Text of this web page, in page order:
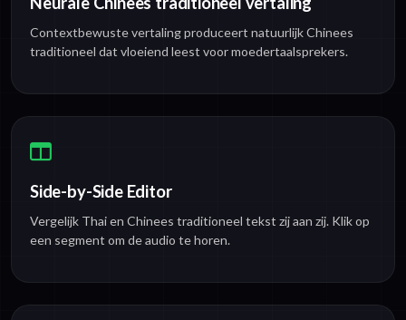
Contextbewuste vertaling produceert natuurlijk Chinees
traditioneel dat vloeiend leest voor moedertaalsprekers.
Side-by-Side Editor
Vergelijk Thai en Chinees traditioneel tekst zij aan zij. Klik op
een segment om de audio te horen.